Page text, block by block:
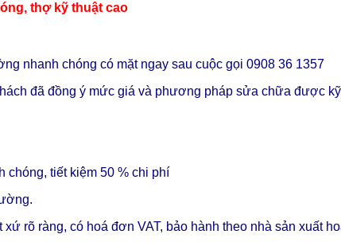
thợ kỹ thuật cao
nhanh chóng có mặt ngay sau cuộc gọi 0908 36 1357
đã đồng ý mức giá và phương pháp sửa chữa được
chóng, tiết kiệm 50 % chi phí
rõ ràng, có hoá đơn VAT, bảo hành theo nhà sản xuất